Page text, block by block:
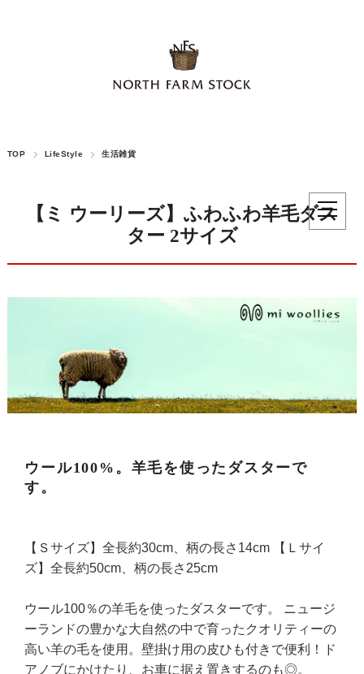
TOP LifeStyle 生活雑貨
【ミ ウーリーズ】ふわふわ羊毛ダス
ター 2サイズ
ウール100%。羊毛を使ったダスターで
す。
【Ｓサイズ】全長約30cm、柄の長さ14cm 【Ｌサイ
ズ】全長約50cm、柄の長さ25cm
ウール100％の羊毛を使ったダスターです。 ニュージ
ーランドの豊かな大自然の中で育ったクオリティーの
高い羊の毛を使用。壁掛け用の皮ひも付きで便利！ド
アノブにかけたり、お車に据え置きするのも◎。